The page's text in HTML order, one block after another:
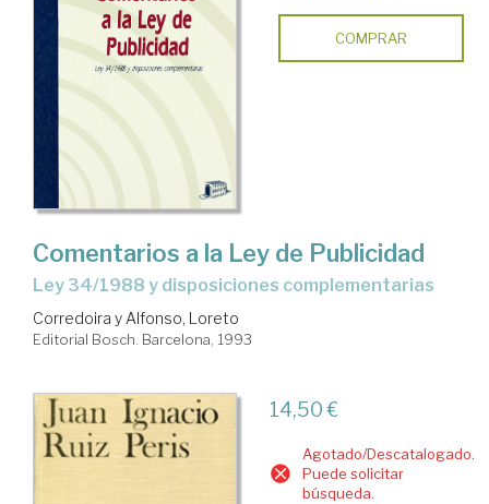
COMPRAR
Comentarios a la Ley de Publicidad
Ley 34/1988 y disposiciones complementarias
Corredoira y Alfonso, Loreto
Editorial Bosch. Barcelona, 1993
14,50 €
Agotado/Descatalogado.
Puede solicitar
búsqueda.